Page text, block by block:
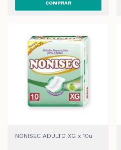
NONISEC ADULTO XG x 10u